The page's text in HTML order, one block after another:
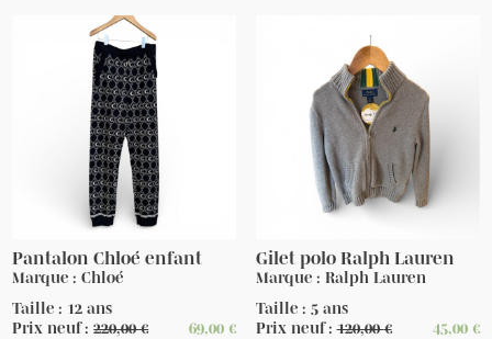
Pantalon Chloé enfant
Marque : Chloé
Taille : 12 ans
Prix neuf :220,00€ 69,00 €
Gilet polo Ralph Lauren
Marque : Ralph Lauren
Taille : 5 ans
Prix neuf :120,00€ 45,00 €